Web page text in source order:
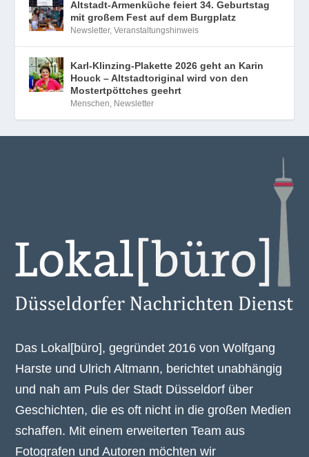
Altstadt-Armenküche feiert 34. Geburtstag
mit großem Fest auf dem Burgplatz
Newsletter,Veranstaltungshinweis
Karl-Klinzing-Plakette 2026 geht an Karin
Houck – Altstadtoriginal wird von den
Mostertpöttches geehrt
Menschen Newsletter
Das Lokal[büro], gegründet 2016 von Wolfgang
Harste und Ulrich Altmann, berichtet unabhängig
und nah am Puls der Stadt Düsseldorf über
Geschichten, die es oft nicht in die großen Medien
schaffen. Mit einem erweiterten Team aus
Fotografen und Autoren möchten wir